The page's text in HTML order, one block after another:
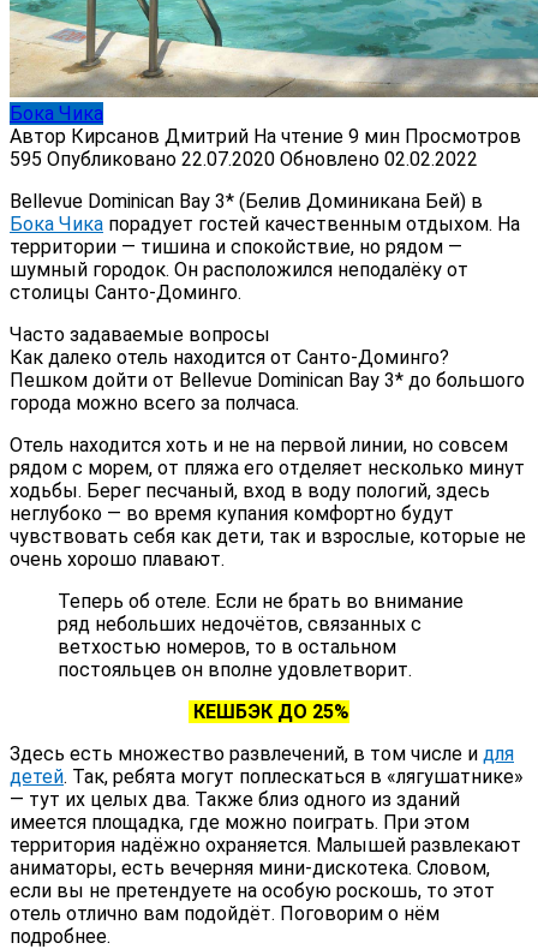
Бока Чика
Автор Кирсанов Дмитрий На чтение 9 мин Просмотров
595 Опубликовано 22.07.2020 Обновлено 02.02.2022
Bellevue Dominican Bay 3* (Белив Доминикана Бей) в
Бока Чика порадует гостей качественным отдыхом. На
территории — тишина и спокойствие, но рядом —
шумный городок. Он расположился неподалёку от
столицы Санто-Доминго.
Часто задаваемые вопросы
Как далеко отель находится от Санто-Доминго?
Пешком дойти от Bellevue Dominican Bay 3* до большого
города можно всего за полчаса.
Отель находится хоть и не на первой линии, но совсем
рядом с морем, от пляжа его отделяет несколько минут
ходьбы. Берег песчаный, вход в воду пологий, здесь
неглубоко — во время купания комфортно будут
чувствовать себя как дети, так и взрослые, которые не
очень хорошо плавают.
Теперь об отеле. Если не брать во внимание
ряд небольших недочётов, связанных с
ветхостью номеров, то в остальном
постояльцев он вполне удовлетворит.
КЕШБЭК ДО 25%
Здесь есть множество развлечений, в том числе и для
детей. Так, ребята могут поплескаться в «лягушатнике»
— тут их целых два. Также близ одного из зданий
имеется площадка, где можно поиграть. При этом
территория надёжно охраняется. Малышей развлекают
аниматоры, есть вечерняя мини-дискотека. Словом,
если вы не претендуете на особую роскошь, то этот
отель отлично вам подойдёт. Поговорим о нём
подробнее.